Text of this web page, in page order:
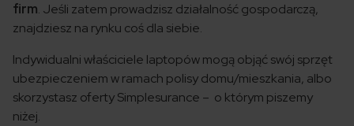
firm. Jeśli zatem prowadzisz działalność gospodarczą,
znajdziesz na rynku coś dla siebie.
Indywidualni właściciele laptopów mogą objąć swój sprzęt
ubezpieczeniem w ramach polisy domu/mieszkania, albo
skorzystasz oferty Simplesurance – o którym piszemy
niżej.